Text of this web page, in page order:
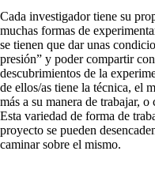
Cada investigador tiene su
muchas formas de
se tienen que dar unas
presión” y poder compartir
descubrimientos de la
de ellos/as tiene la técnica, el
más a su manera de trabajar,
Esta variedad de forma de
proyecto se pueden
caminar sobre el mismo.